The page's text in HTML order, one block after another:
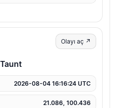
Olayı aç ↗
2026-08-04 16:16:24 UTC
21.086, 100.436